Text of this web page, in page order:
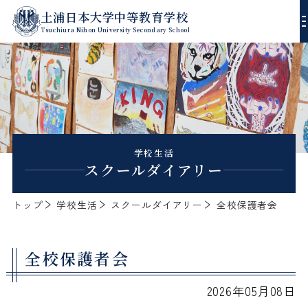
土浦日本大学中等教育学校
Tsuchiura Nihon University Secondary School
校長あいさつ
エンブレム
学習指導
ゼミ・課外授業
年間行事
入試方式
学校生活
スクールダイアリー
トップ 学校生活 スクールダイアリー 全校保護者会
全校保護者会
2026年05月08日